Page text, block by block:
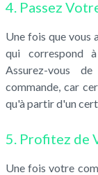
4. Passez
Une fois que vous
qui correspond
Assurez-vous
commande, car
qu'à partir d'un
5. Profitez de
Une fois votre